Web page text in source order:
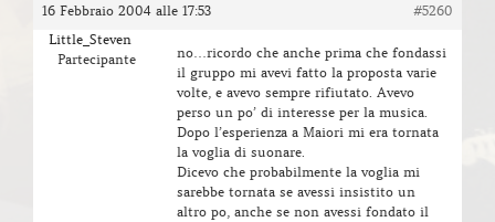
16 Febbraio 2004 alle 17:53
#5260
Little_Steven
Partecipante
no…ricordo che anche prima che fondassi
il gruppo mi avevi fatto la proposta varie
volte, e avevo sempre rifiutato. Avevo
perso un po’ di interesse per la musica.
Dopo l’esperienza a Maiori mi era tornata
la voglia di suonare.
Dicevo che probabilmente la voglia mi
sarebbe tornata se avessi insistito un
altro po, anche se non avessi fondato il